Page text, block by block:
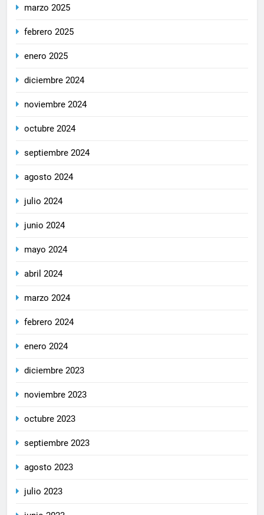
marzo 2025
febrero 2025
enero 2025
diciembre 2024
noviembre 2024
octubre 2024
septiembre 2024
agosto 2024
julio 2024
junio 2024
mayo 2024
abril 2024
marzo 2024
febrero 2024
enero 2024
diciembre 2023
noviembre 2023
octubre 2023
septiembre 2023
agosto 2023
julio 2023